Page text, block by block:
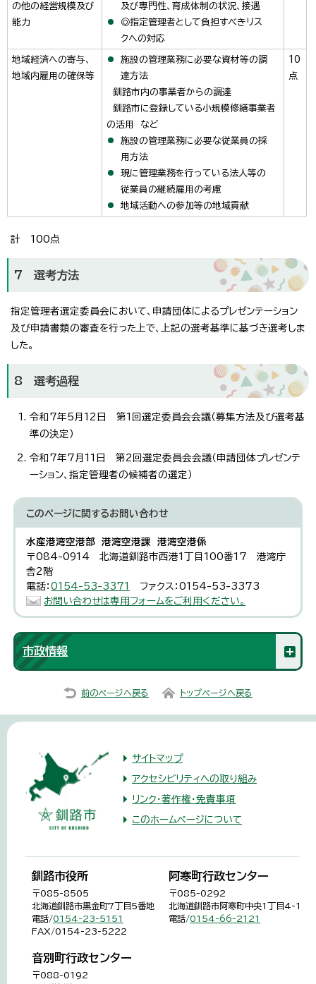
の他の経営規模及び
能力
及び専門性、育成体制の状況、接遇
◎指定管理者として負担すべきリス
クへの対応
地域経済への寄与、
地域内雇用の確保等
施設の管理業務に必要な資材等の調
達方法
釧路市内の事業者からの調達
釧路市に登録している小規模修繕事業者
の活用 など
施設の管理業務に必要な従業員の採
用方法
現に管理業務を行っている法人等の
従業員の継続雇用の考慮
地域活動への参加等の地域貢献
10
点
計 100点
7 選考方法
指定管理者選定委員会において、申請団体によるプレゼンテーション
及び申請書類の審査を行った上で、上記の選考基準に基づき選考しま
した。
8 選考過程
令和7年5月12日 第1回選定委員会会議（募集方法及び選考基
準の決定）
令和7年7月11日 第2回選定委員会会議（申請団体プレゼンテ
ーション、指定管理者の候補者の選定）
このページに関するお問い合わせ
水産港湾空港部 港湾空港課 港湾空港係
〒084-0914 北海道釧路市西港1丁目100番17 港湾庁
舎2階
電話：0154-53-3371
ファクス：0154-53-3373
お問い合わせは専用フォームをご利用ください。
市政情報
前のページへ戻る トップページへ戻る
サイトマップ
アクセシビリティへの取り組み
リンク・著作権・免責事項
このホームページについて
釧路市役所
〒085-8505
北海道釧路市黒金町7丁目5番地
電話/0154-23-5151
FAX/0154-23-5222
阿寒町行政センター
〒085-0292
北海道釧路市阿寒町中央1丁目4-1
電話/0154-66-2121
音別町行政センター
〒088-0192